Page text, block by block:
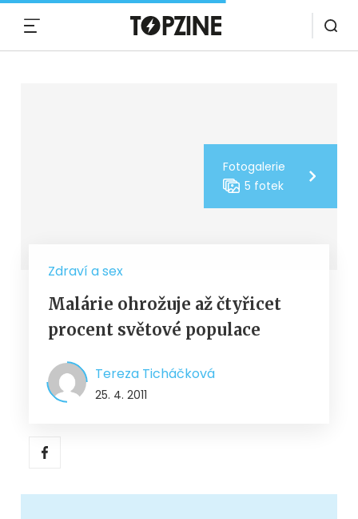
Fotogalerie
5 fotek
Zdraví a sex
Malárie ohrožuje až čtyřicet
procent světové populace
Tereza Ticháčková
25. 4. 2011